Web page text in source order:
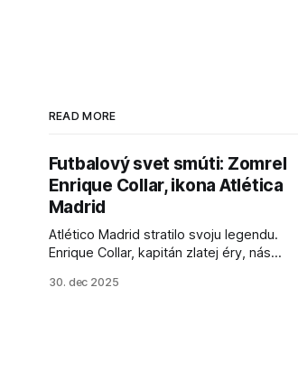
READ MORE
Futbalový svet smúti: Zomrel
Enrique Collar, ikona Atlética
Madrid
Atlético Madrid stratilo svoju legendu.
Enrique Collar, kapitán zlatej éry, nás
jeho úspechy a odkaz.
30. dec 2025